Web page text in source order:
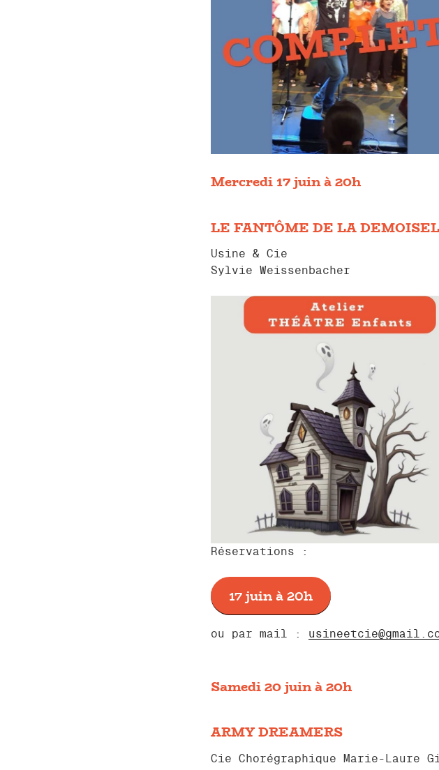
Mercredi 17 juin à 20h
LE FANTÔME DE LA
Usine & Cie
Sylvie Weissenbacher
Réservations :
17 juin à 20h
ou par mail :
Samedi 20 juin à 20h
ARMY DREAMERS
Cie Chorégraphique Marie-Laure